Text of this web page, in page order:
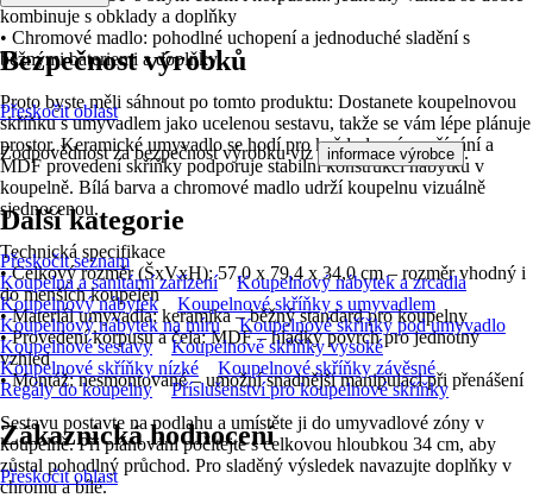
kombinuje s obklady a doplňky
• Chromové madlo: pohodlné uchopení a jednoduché sladění s
běžnými bateriemi a doplňky
Proto byste měli sáhnout po tomto produktu: Dostanete koupelnovou
skříňku s umyvadlem jako ucelenou sestavu, takže se vám lépe plánuje
prostor. Keramické umyvadlo se hodí pro každodenní používání a
MDF provedení skříňky podporuje stabilní konstrukci nábytku v
koupelně. Bílá barva a chromové madlo udrží koupelnu vizuálně
sjednocenou.
Technická specifikace
• Celkový rozměr (ŠxVxH): 57,0 x 79,4 x 34,0 cm – rozměr vhodný i
do menších koupelen
• Materiál umyvadla: keramika – běžný standard pro koupelny
• Provedení korpusu a čela: MDF – hladký povrch pro jednotný
vzhled
• Montáž: nesmontované – umožní snadnější manipulaci při přenášení
Sestavu postavte na podlahu a umístěte ji do umyvadlové zóny v
koupelně. Při plánování počítejte s celkovou hloubkou 34 cm, aby
zůstal pohodlný průchod. Pro sladěný výsledek navazujte doplňky v
chromu a bílé.
Bezpečnost výrobků
Přeskočit oblast
Zodpovědnost za bezpečnost výrobku viz informace výrobce .
Další kategorie
Přeskočit seznam
Koupelna a sanitární zařízení
Koupelnový nábytek a zrcadla
Koupelnový nábytek
Koupelnové skříňky s umyvadlem
Koupelnový nábytek na míru
Koupelnové skříňky pod umyvadlo
Koupelnové sestavy
Koupelnové skříňky vysoké
Koupelnové skříňky nízké
Koupelnové skříňky závěsné
Regály do koupelny
Příslušenství pro koupelnové skříňky
Zákaznická hodnocení
Přeskočit oblast